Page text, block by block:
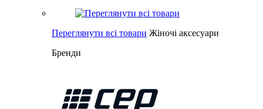
Переглянути всі товари Жіночі аксесуари
Бренди